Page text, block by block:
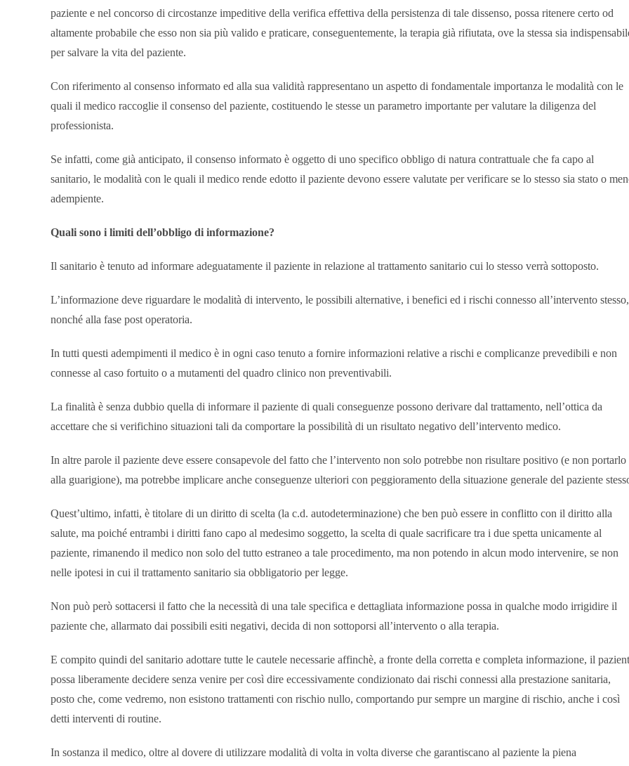
paziente e nel concorso di circostanze impeditive della verifica effettiva della persistenza di tale dissenso, possa ritenere certo od
altamente probabile che esso non sia più valido e praticare, conseguentemente, la terapia già rifiutata, ove la stessa sia
per salvare la vita del paziente.
Con riferimento al consenso informato ed alla sua validità rappresentano un aspetto di fondamentale importanza le modalità con le
quali il medico raccoglie il consenso del paziente, costituendo le stesse un parametro importante per valutare la diligenza del
professionista.
Se infatti, come già anticipato, il consenso informato è oggetto di uno specifico obbligo di natura contrattuale che fa capo al
sanitario, le modalità con le quali il medico rende edotto il paziente devono essere valutate per verificare se lo stesso sia stato o
adempiente.
Quali sono i limiti dell’obbligo di informazione?
Il sanitario è tenuto ad informare adeguatamente il paziente in relazione al trattamento sanitario cui lo stesso verrà sottoposto.
L’informazione deve riguardare le modalità di intervento, le possibili alternative, i benefici ed i rischi connesso all’intervento stesso,
nonché alla fase post operatoria.
In tutti questi adempimenti il medico è in ogni caso tenuto a fornire informazioni relative a rischi e complicanze prevedibili e non
connesse al caso fortuito o a mutamenti del quadro clinico non preventivabili.
La finalità è senza dubbio quella di informare il paziente di quali conseguenze possono derivare dal trattamento, nell’ottica da
accettare che si verifichino situazioni tali da comportare la possibilità di un risultato negativo dell’intervento medico.
In altre parole il paziente deve essere consapevole del fatto che l’intervento non solo potrebbe non risultare positivo (e non portarlo
alla guarigione), ma potrebbe implicare anche conseguenze ulteriori con peggioramento della situazione generale del paziente
Quest’ultimo, infatti, è titolare di un diritto di scelta (la c.d. autodeterminazione) che ben può essere in conflitto con il diritto alla
salute, ma poiché entrambi i diritti fano capo al medesimo soggetto, la scelta di quale sacrificare tra i due spetta unicamente al
paziente, rimanendo il medico non solo del tutto estraneo a tale procedimento, ma non potendo in alcun modo intervenire, se non
nelle ipotesi in cui il trattamento sanitario sia obbligatorio per legge.
Non può però sottacersi il fatto che la necessità di una tale specifica e dettagliata informazione possa in qualche modo irrigidire il
paziente che, allarmato dai possibili esiti negativi, decida di non sottoporsi all’intervento o alla terapia.
E compito quindi del sanitario adottare tutte le cautele necessarie affinchè, a fronte della corretta e completa informazione, il
possa liberamente decidere senza venire per così dire eccessivamente condizionato dai rischi connessi alla prestazione sanitaria,
posto che, come vedremo, non esistono trattamenti con rischio nullo, comportando pur sempre un margine di rischio, anche i così
detti interventi di routine.
In sostanza il medico, oltre al dovere di utilizzare modalità di volta in volta diverse che garantiscano al paziente la piena